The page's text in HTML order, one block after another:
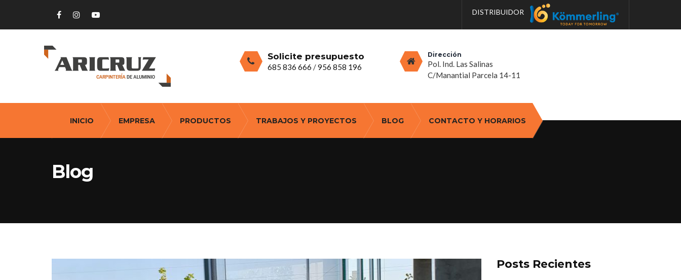
DISTRIBUIDOR
Solicite presupuesto
685 836 666 /956 858 196
Dirección
Pol. Ind. Las Salinas
C/Manantial Parcela 14-11
INICIO EMPRESA PRODUCTOS TRABAJOS Y PROYECTOS BLOG CONTACTO Y HORARIOS
Blog
Posts Recientes